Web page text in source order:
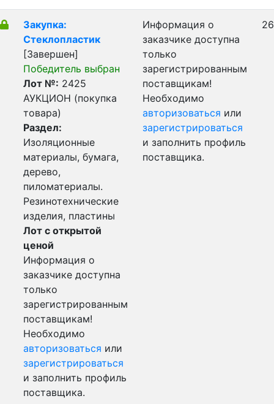
Закупка:
Стеклопластик
[Завершен]
Победитель выбран
Лот №: 2425
АУКЦИОН (покупка
товара)
Раздел:
Изоляционные
материалы, бумага,
дерево,
пиломатериалы.
Резинотехнические
изделия, пластины
Лот с открытой
ценой
Информация о
заказчике доступна
только
зарегистрированным
поставщикам!
Необходимо
авторизоваться или
зарегистрироваться
и заполнить профиль
поставщика.
Информация о
заказчике доступна
только
зарегистрированным
поставщикам!
Необходимо
авторизоваться или
зарегистрироваться
и заполнить профиль
поставщика.